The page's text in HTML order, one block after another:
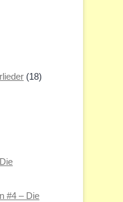
(18)
#4 – Die